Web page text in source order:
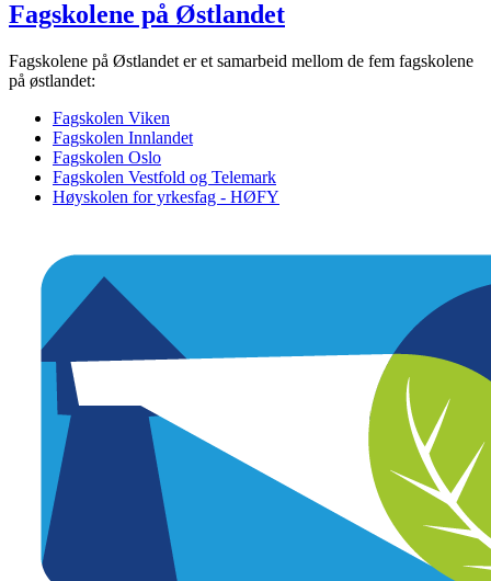
Fagskolene på Østlandet
Fagskolene på Østlandet er et samarbeid mellom de fem fagskolene
på østlandet:
Fagskolen Viken
Fagskolen Innlandet
Fagskolen Oslo
Fagskolen Vestfold og Telemark
Høyskolen for yrkesfag - HØFY